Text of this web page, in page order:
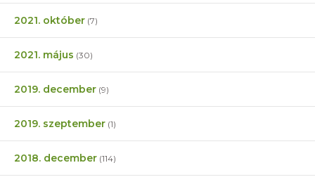
2021. október (7)
2021. május (30)
2019. december (9)
2019. szeptember (1)
2018. december (114)